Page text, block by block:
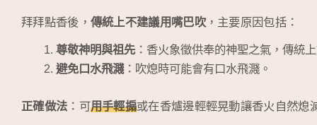
拜拜點香後， 傳統上不建議用嘴巴吹，主要原因包括：
尊敬神明與祖先：香火象徵供奉的神聖之氣，傳統
避免口水飛濺：吹熄時可能會有口水飛濺。
正確做法 ：可用手輕搧或在香爐邊輕輕晃動讓香火自然熄